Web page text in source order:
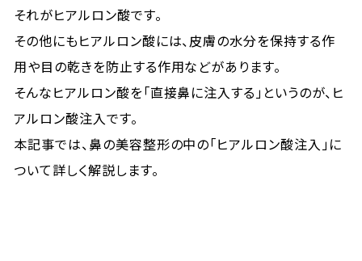
それがヒアルロン酸です。
その他にもヒアルロン酸には、皮膚の水分を保持する作
用や目の乾きを防止する作用などがあります。
そんなヒアルロン酸を「直接鼻に注入する」というのが、ヒ
アルロン酸注入です。
本記事では、鼻の美容整形の中の「ヒアルロン酸注入」に
ついて詳しく解説します。